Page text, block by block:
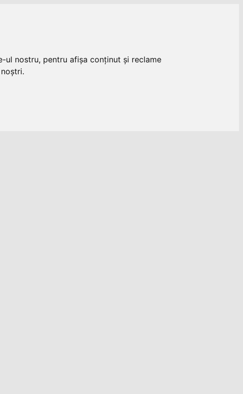
ul nostru, pentru afișa conținut și reclame